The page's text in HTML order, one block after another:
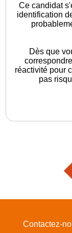
Ce candidat
identification
Dès que
réactivité pour
pas
Contactez-